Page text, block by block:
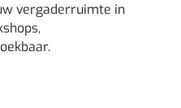
vergaderruimte in